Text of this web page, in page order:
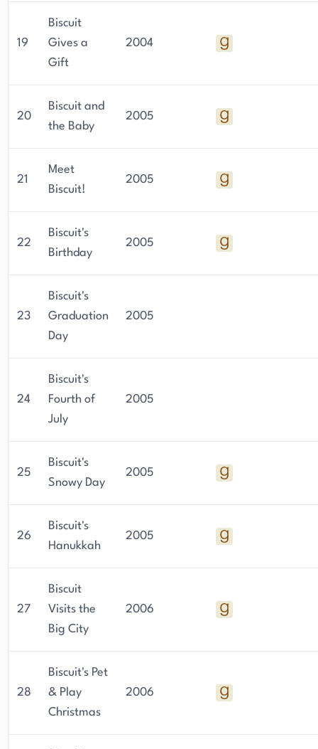
19
Biscuit
Gives a
Gift
2004
20
Biscuit and
the Baby
2005
21
Meet
Biscuit!
2005
22
Biscuit's
Birthday
2005
23
Biscuit's
Graduation
Day
2005
24
Biscuit's
Fourth of
July
2005
25
Biscuit's
Snowy Day
2005
26
Biscuit's
Hanukkah
2005
27
Biscuit
Visits the
Big City
2006
28
Biscuit's Pet
& Play
Christmas
2006